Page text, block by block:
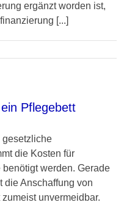
ergänzt worden ist,
[...]
Pflegebett
gesetzliche
die Kosten für
werden. Gerade
die Anschaffung von
unvermeidbar.